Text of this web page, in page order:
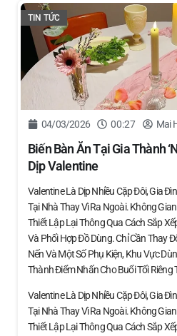
TIN TỨC
04/03/2026 00:27 Mai
Biến Bàn Ăn Tại Gia Thành
Dịp Valentine
Valentine Là Dịp Nhiều Cặp Đôi, Gia
Tại Nhà Thay Vì Ra Ngoài. Không
Thiết Lập Lại Thông Qua Cách Sắp
Và Phối Hợp Đồ Dùng. Chỉ Cần Thay
Nến Và Một Số Phụ Kiện, Khu Vực
Thành Điểm Nhấn Cho Buổi Tối Riêng
Valentine Là Dịp Nhiều Cặp Đôi, Gia
Tại Nhà Thay Vì Ra Ngoài. Không
Thiết Lập Lại Thông Qua Cách Sắp